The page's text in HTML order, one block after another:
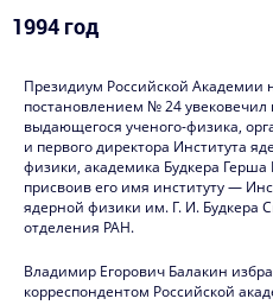
2025
2023
2022
2021
2019
1994 год
Президиум Российской Академии
постановлением № 24 увековечил
выдающегося ученого-физика,
и первого директора Института
физики, академика Будкера Герша
присвоив его имя институту —
ядерной физики им. Г. И. Будкера
отделения РАН.
Владимир Егорович Балакин
корреспондентом Российской